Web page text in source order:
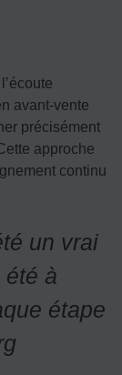
l’écoute
avant-vente
précisément
approche
continu
é un vrai
été à
étape